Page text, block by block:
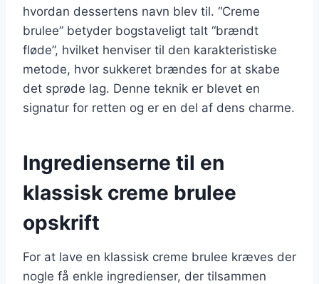
hvordan dessertens navn blev til. “Creme
brulee” betyder bogstaveligt talt “brændt
fløde”, hvilket henviser til den karakteristiske
metode, hvor sukkeret brændes for at skabe
det sprøde lag. Denne teknik er blevet en
signatur for retten og er en del af dens charme.
Ingredienserne til en
klassisk creme brulee
opskrift
For at lave en klassisk creme brulee kræves der
nogle få enkle ingredienser, der tilsammen